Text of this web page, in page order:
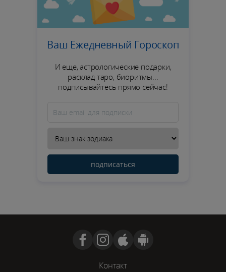
Ваш Ежедневный Гороскоп
И еще, астрологические подарки,
расклад таро, биоритмы...
подписывайтесь прямо сейчас!
подписаться
Контакт